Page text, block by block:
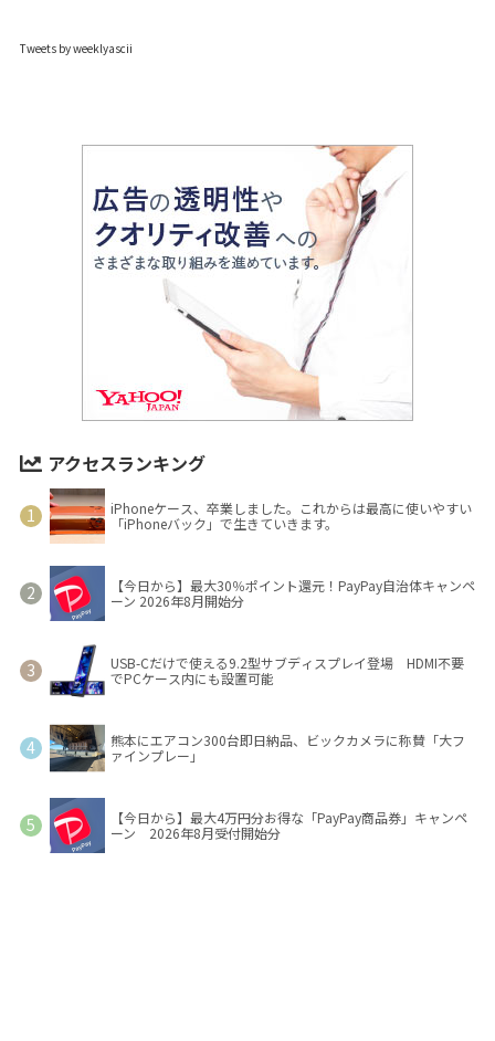
Tweets by weeklyascii
アクセスランキング
iPhoneケース、卒業しました。これからは最高に使いやすい
「iPhoneバック」で生きていきます。
【今日から】最大30％ポイント還元！PayPay自治体キャンペ
ーン 2026年8月開始分
USB-Cだけで使える9.2型サブディスプレイ登場 HDMI不要
でPCケース内にも設置可能
熊本にエアコン300台即日納品、ビックカメラに称賛「大フ
ァインプレー」
【今日から】最大4万円分お得な「PayPay商品券」キャンペ
ーン 2026年8月受付開始分